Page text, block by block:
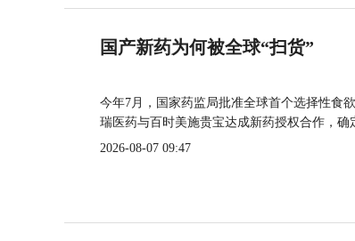
国产新药为何被全球“扫货”
今年7月，国家药监局批准全球首个选择性食
瑞医药与百时美施贵宝达成新药授权合作，
2026-08-07 09:47